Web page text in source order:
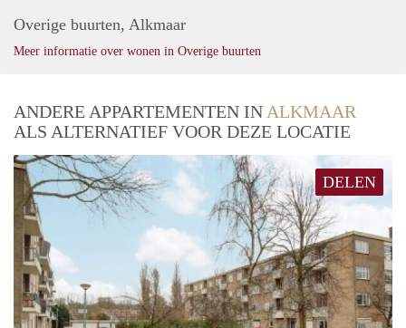
Overige buurten, Alkmaar
Meer informatie over wonen in Overige buurten
ANDERE APPARTEMENTEN IN ALKMAAR
ALS ALTERNATIEF VOOR DEZE LOCATIE
DELEN